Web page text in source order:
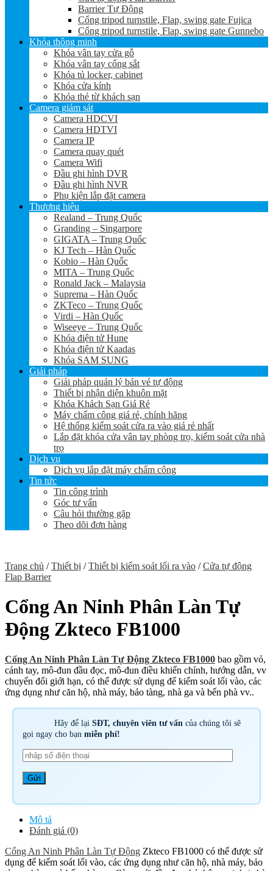
Barrier Tự Động
Cổng tripod turnstile, Flap, swing gate Fujica
Cổng tripod turnstile, Flap, swing gate Gunnebo
Khóa thông minh
Khóa vân tay cửa gỗ
Khóa vân tay cổng sắt
Khóa tủ locker, cabinet
Khóa cửa kính
Khóa thẻ từ khách sạn
Camera giám sát
Camera HDCVI
Camera HDTVI
Camera IP
Camera quay quét
Camera Wifi
Đầu ghi hình DVR
Đầu ghi hình NVR
Phụ kiện lắp đặt camera
Thương hiệu
Realand – Trung Quốc
Granding – Singarpore
GIGATA – Trung Quốc
KJ Tech – Hàn Quốc
Kobio – Hàn Quốc
MITA – Trung Quốc
Ronald Jack – Malaysia
Suprema – Hàn Quốc
ZKTeco – Trung Quốc
Virdi – Hàn Quốc
Wiseeye – Trung Quốc
Khóa điện tử Hune
Khóa điện tử Kaadas
Khóa SAM SUNG
Giải pháp
Giải pháp quản lý bán vé tự động
Thiết bị nhận diện khuôn mặt
Khóa Khách Sạn Giá Rẻ
Máy chấm công giá rẻ, chính hãng
Hệ thống kiểm soát cửa ra vào giá rẻ nhất
Lắp đặt khóa cửa vân tay phòng trọ, kiểm soát cửa nhà
trọ
Dịch vụ
Dịch vụ lắp đặt máy chấm công
Tin tức
Tin công trình
Góc tư vấn
Câu hỏi thường gặp
Theo dõi đơn hàng
Trang chủ / Thiết bị / Thiết bị kiểm soát lối ra vào / Cửa tự động
Flap Barrier
Cổng An Ninh Phân Làn Tự
Động Zkteco FB1000
Cổng An Ninh Phân Làn Tự Động Zkteco FB1000 bao gồm vỏ,
cánh tay, mô-đun đầu đọc, mô-đun điều khiển chính, hướng dẫn, vv
chuyển đổi giới hạn, có thể được sử dụng để kiểm soát lối vào, các
ứng dụng như căn hộ, nhà máy, bảo tàng, nhà ga và bến phà vv..
Hãy để lạiSĐT, chuyên viên tư vấncủa chúng tôi sẽ
gọi ngay cho bạn miễn phí!
Mô tả
Đánh giá (0)
Cổng An Ninh Phân Làn Tự Động Zkteco FB1000 có thể được sử
dụng để kiểm soát lối vào, các ứng dụng như căn hộ, nhà máy, bảo